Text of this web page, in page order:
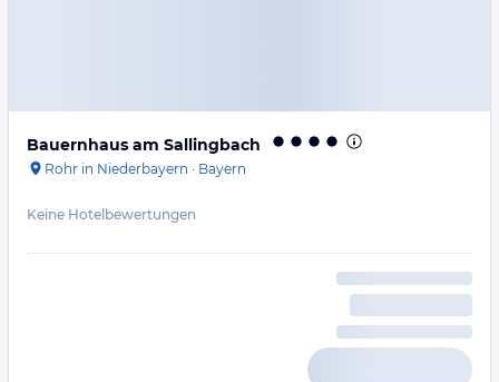
Bauernhaus am Sallingbach
Rohr in Niederbayern · Bayern
Keine Hotelbewertungen